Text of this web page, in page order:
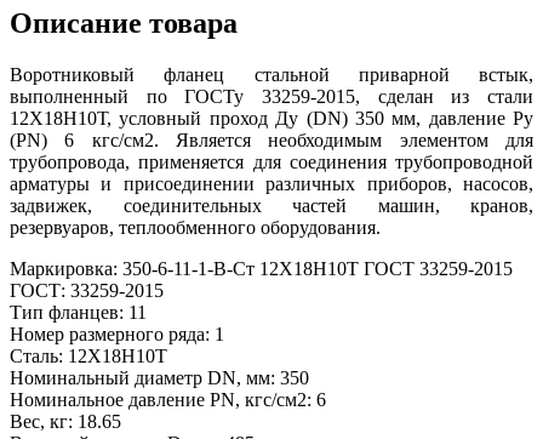
Описание товара
Воротниковый фланец стальной приварной встык,
выполненный по ГОСТу 33259-2015, сделан из стали
12Х18Н10Т, условный проход Ду (DN) 350 мм, давление Ру
(PN) 6 кгс/см2. Является необходимым элементом для
трубопровода, применяется для соединения трубопроводной
арматуры и присоединении различных приборов, насосов,
задвижек, соединительных частей машин, кранов,
резервуаров, теплообменного оборудования.
Маркировка: 350-6-11-1-В-Ст 12Х18Н10Т ГОСТ 33259-2015
ГОСТ: 33259-2015
Тип фланцев: 11
Номер размерного ряда: 1
Сталь: 12Х18Н10Т
Номинальный диаметр DN, мм: 350
Номинальное давление PN, кгс/см2: 6
Вес, кг: 18.65